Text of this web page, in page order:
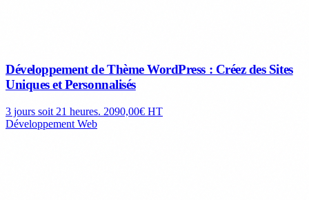
Développement de Thème WordPress : Créez des Sites
Uniques et Personnalisés
3 jours soit 21 heures. 2090,00€ HT
Développement Web